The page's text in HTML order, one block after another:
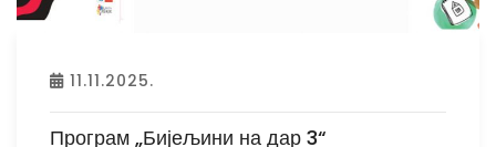
11.11.2025.
Програм „Бијељини на дар 3“